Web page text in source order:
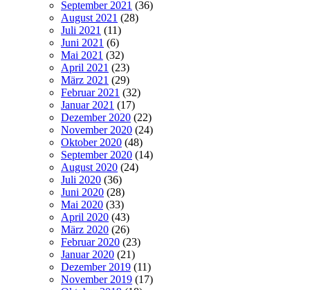
September 2021 (36)
August 2021 (28)
Juli 2021 (11)
Juni 2021 (6)
Mai 2021 (32)
April 2021 (23)
März 2021 (29)
Februar 2021 (32)
Januar 2021 (17)
Dezember 2020 (22)
November 2020 (24)
Oktober 2020 (48)
September 2020 (14)
August 2020 (24)
Juli 2020 (36)
Juni 2020 (28)
Mai 2020 (33)
April 2020 (43)
März 2020 (26)
Februar 2020 (23)
Januar 2020 (21)
Dezember 2019 (11)
November 2019 (17)